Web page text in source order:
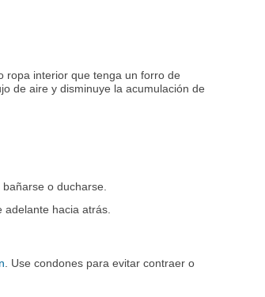
ropa interior que tenga un forro de
de aire y disminuye la acumulación de
o ducharse.
hacia atrás.
. Use condones para evitar contraer o